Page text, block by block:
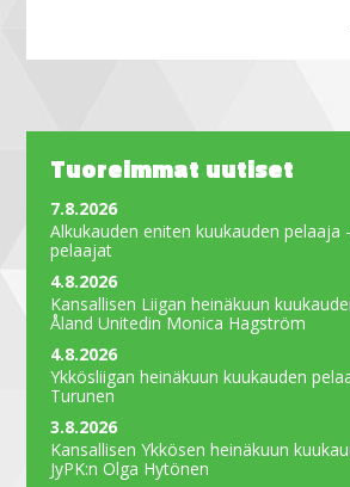
Tuoreimmat uutiset
7.8.2026
Alkukauden eniten kuukauden pelaaja
pelaajat
4.8.2026
Kansallisen Liigan heinäkuun
Åland Unitedin Monica Hagström
4.8.2026
Ykkösliigan heinäkuun kuukauden
Turunen
3.8.2026
Kansallisen Ykkösen heinäkuun
JyPK:n Olga Hytönen